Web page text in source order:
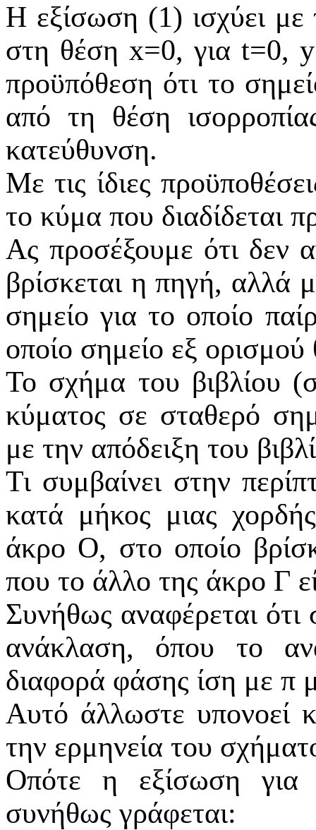
Η εξίσωση (1) ισχύει με
στη θέση x=0, για t=0,y
προϋπόθεση ότι το
από τη θέση
κατεύθυνση.
Με τις ίδιες
το κύμα που διαδίδεται
Ας προσέξουμε ότι δεν
βρίσκεται η πηγή, αλλά
σημείο για το οποίο
οποίο σημείο εξ
Το σχήμα του βιβλίου
κύματος σε σταθερό
με την απόδειξη του
Τι συμβαίνει στην
κατά μήκος μιας
άκρο Ο, στο οποίο
που το άλλο της άκρο Γ
Συνήθως αναφέρεται
ανάκλαση, όπου το
διαφορά φάσης ίση με π
Αυτό άλλωστε υπονοεί
την ερμηνεία του
Οπότε η εξίσωση
συνήθως γράφεται: